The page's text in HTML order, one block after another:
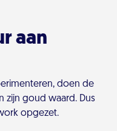
aan
doen de
zijn goud waard. Dus
opgezet.